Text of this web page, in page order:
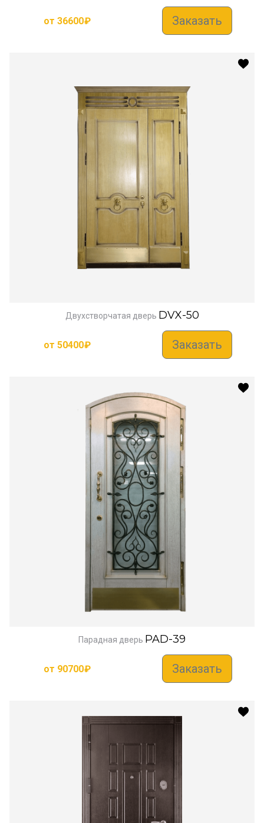
от 36600₽ Заказать
Двухстворчатая дверь DVX-50
от 50400₽ Заказать
Парадная дверь PAD-39
от 90700₽ Заказать